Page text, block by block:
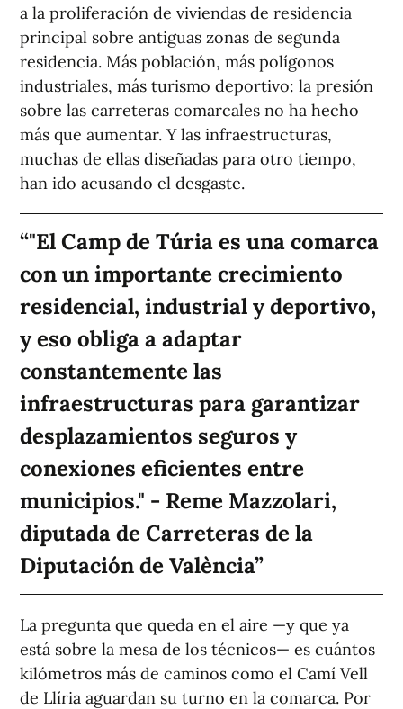
a la proliferación de viviendas de residencia
principal sobre antiguas zonas de segunda
residencia. Más población, más polígonos
industriales, más turismo deportivo: la presión
sobre las carreteras comarcales no ha hecho
más que aumentar. Y las infraestructuras,
muchas de ellas diseñadas para otro tiempo,
han ido acusando el desgaste.
"El Camp de Túria es una comarca
con un importante crecimiento
residencial, industrial y deportivo,
y eso obliga a adaptar
constantemente las
infraestructuras para garantizar
desplazamientos seguros y
conexiones eficientes entre
municipios." - Reme Mazzolari,
diputada de Carreteras de la
Diputación de València
La pregunta que queda en el aire —y que ya
está sobre la mesa de los técnicos— es cuántos
kilómetros más de caminos como el Camí Vell
de Llíria aguardan su turno en la comarca. Por